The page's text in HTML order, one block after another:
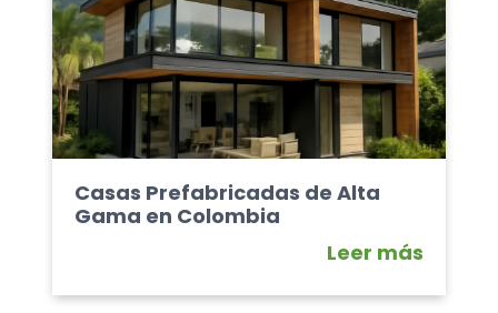
Casas Prefabricadas de Alta
Gama en Colombia
Leer más